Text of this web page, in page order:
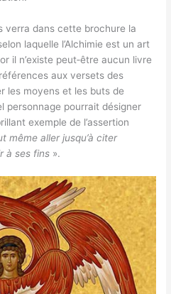
verra dans cette brochure la
laquelle l’Alchimie est un art
il n’existe peut‑être aucun livre
aux versets des
les moyens et les buts de
personnage pourrait désigner
exemple de l’assertion
même aller jusqu’à citer
à ses fins ».